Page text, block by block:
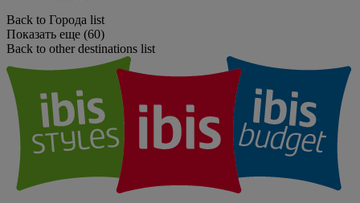
Back to Города list
Показать еще (60)
Back to other destinations list